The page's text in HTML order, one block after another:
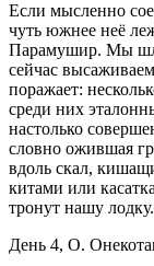
Если мысленно
чуть южнее неё
Парамушир. Мы
сейчас
поражает:
среди них
настолько
словно ожившая
вдоль скал,
китами или
тронут нашу лодку.
День 4, О.